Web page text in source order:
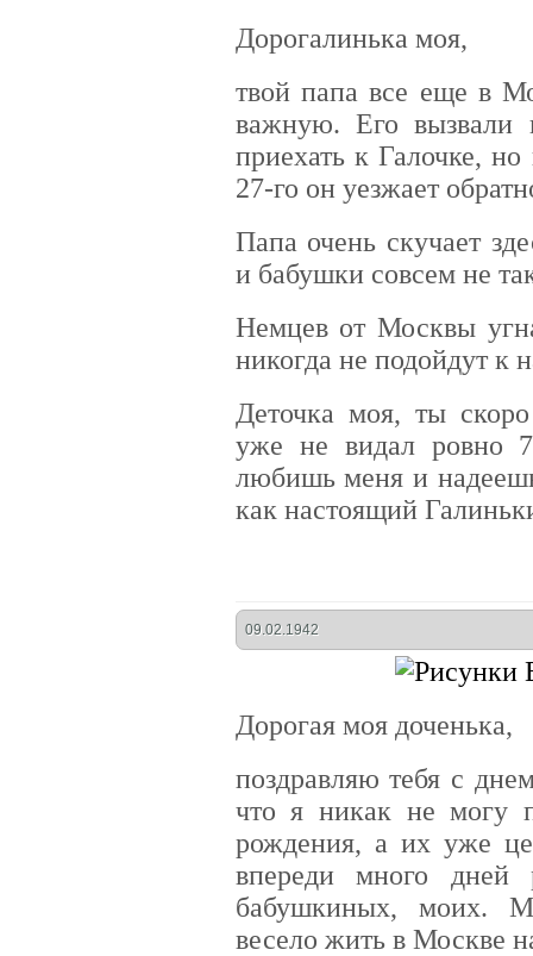
Дорогалинька моя,
твой папа все еще в
важную. Его
приехать к Галочке,
27-го он уезжает
Папа очень скучает
и бабушки совсем не
Немцев от Москвы
никогда не подойдут к
Деточка моя, ты
уже не видал ровно
любишь меня и
как настоящий
09.02.1942
Дорогая моя доченька,
поздравляю тебя с
что я никак не могу
рождения, а их уже
впереди много
бабушкиных, моих.
весело жить в Москве